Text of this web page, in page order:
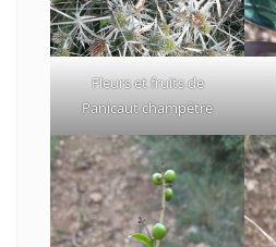
Fleurs et fruits de
Panicaut champêtre